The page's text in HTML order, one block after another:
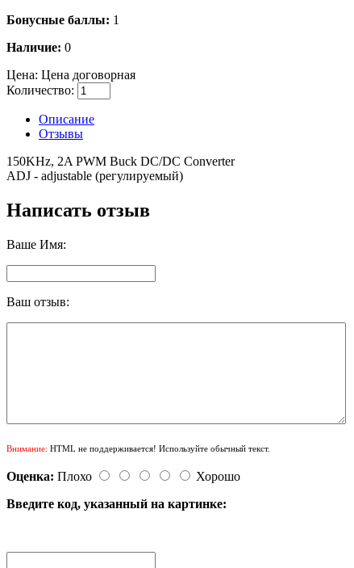
Бонусные баллы: 1
Наличие: 0
Цена: Цена договорная
Количество:
Описание
Отзывы
150KHz, 2A PWM Buck DC/DC Converter
ADJ - adjustable (регулируемый)
Написать отзыв
Ваше Имя:
Ваш отзыв:
Внимание: HTML не поддерживается! Используйте обычный текст.
Оценка: Плохо
Хорошо
Введите код, указанный на картинке: